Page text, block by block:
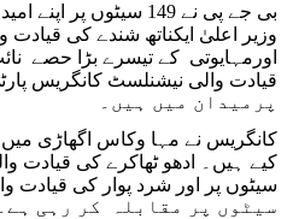
بی جے پی نے 149 سیٹوں
اورمہایوتی کے تیسرے بڑا حصے
پرمیدان میں ہیں۔
سیٹوں پر مقابلہ کر رہی ہے۔